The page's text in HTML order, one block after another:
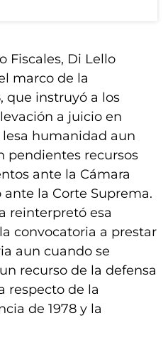
Fiscales, Di Lello
marco de la
que instruyó a los
a juicio en
humanidad aun
pendientes recursos
ante la Cámara
ante la Corte Suprema.
reinterpretó esa
convocatoria a prestar
aun cuando se
recurso de la defensa
respecto de la
de 1978 y la